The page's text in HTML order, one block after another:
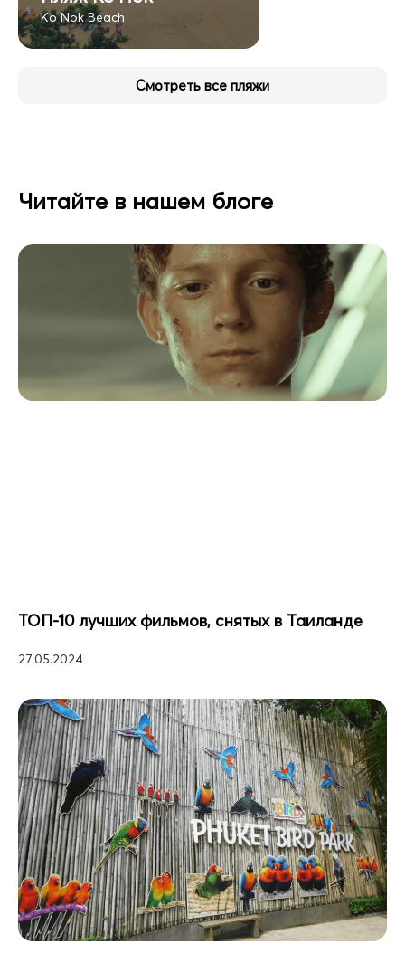
Ko Nok Beach
Смотреть все пляжи
Читайте в нашем блоге
ТОП-10 лучших фильмов, снятых в Таиланде
27.05.2024